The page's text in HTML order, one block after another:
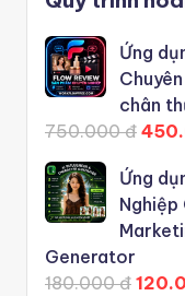
Ứng
chân
750.000 đ
Ứng
Generator
180.000 đ